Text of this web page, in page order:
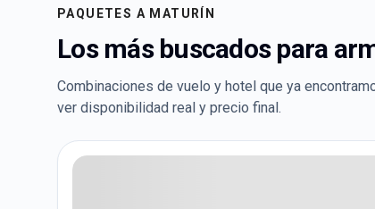
PAQUETES A MATURÍN
Los más buscados para
Combinaciones de vuelo y hotel que ya
ver disponibilidad real y precio final.